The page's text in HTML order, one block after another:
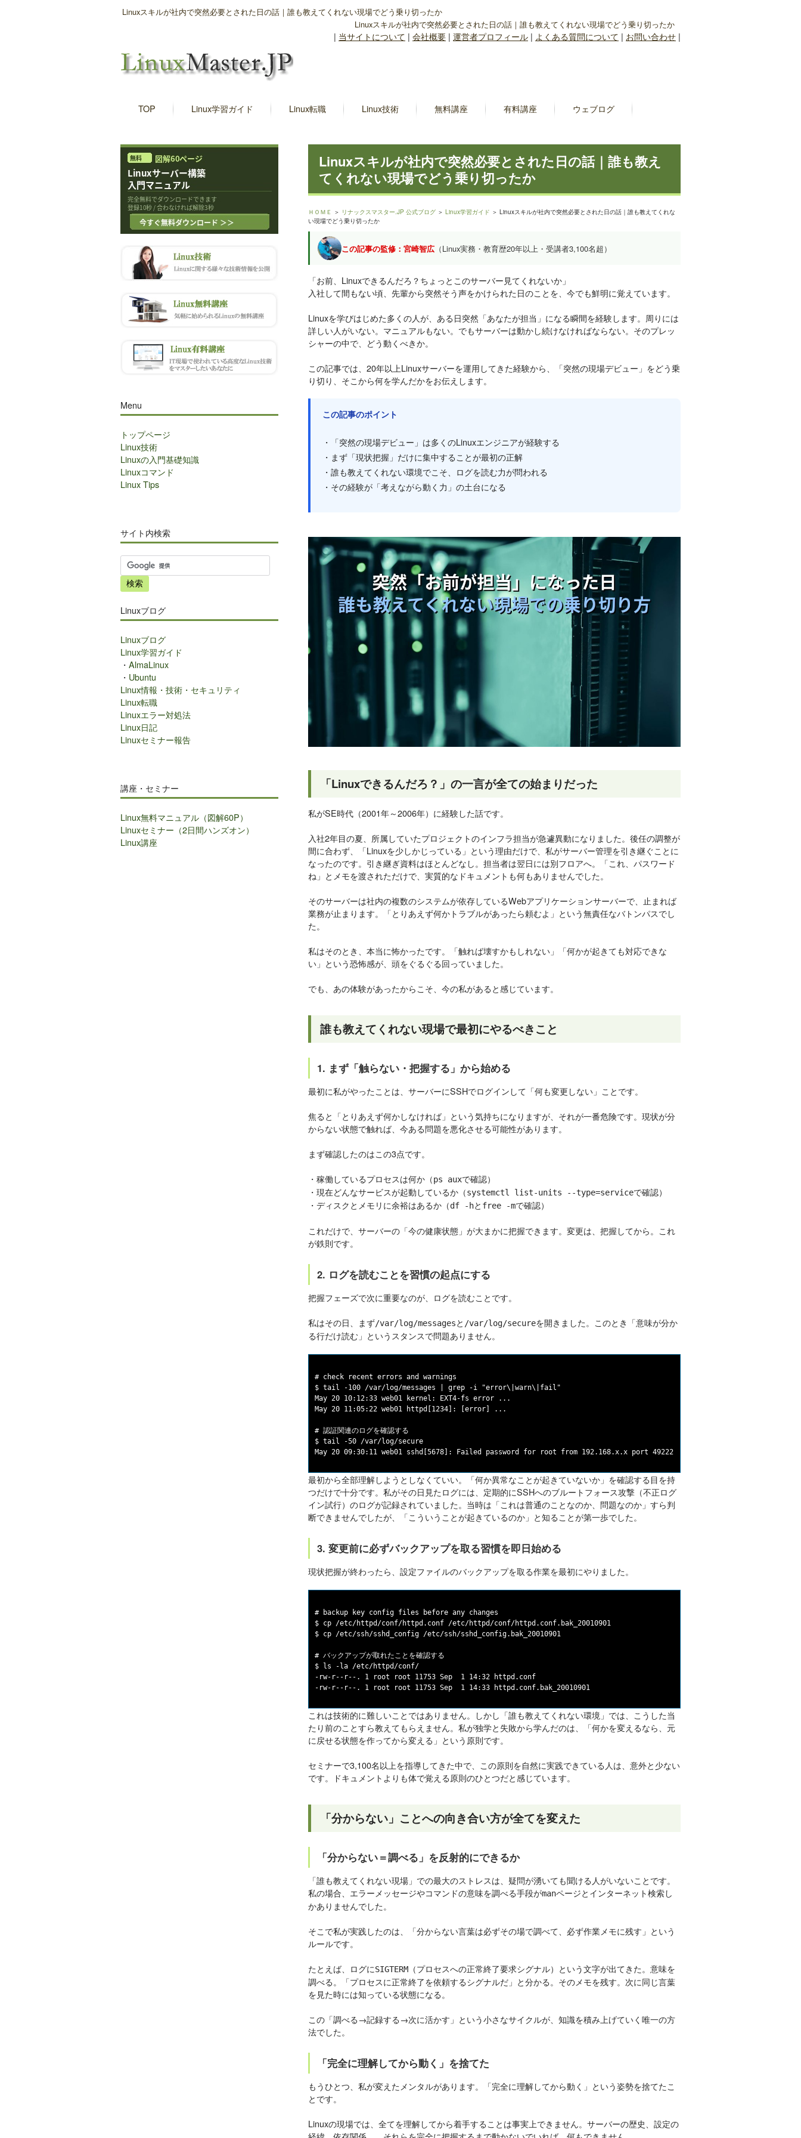
Linuxスキルが社内で突然必要とされた日の話｜誰も教えてくれない現場でどう乗り切ったか
Linuxスキルが社内で突然必要とされた日の話｜誰も教えてくれない現場でどう乗り切ったか
| 当サイトについて | 会社概要 | 運営者プロフィール | よくある質問について | お問い合わせ |
TOP Linux学習ガイド Linux転職 Linux技術 無料講座 有料講座 ウェブログ
Linuxスキルが社内で突然必要とされた日の話｜誰も教え
てくれない現場でどう乗り切ったか
ＨＯＭＥ ＞ リナックスマスター.JP 公式ブログ ＞ Linux学習ガイド ＞ Linuxスキルが社内で突然必要とされた日の話｜誰も教えてくれな
い現場でどう乗り切ったか
この記事の監修：宮崎智広（Linux実務・教育歴20年以上・受講者3,100名超）
「お前、Linuxできるんだろ？ちょっとこのサーバー見てくれないか」
入社して間もない頃、先輩から突然そう声をかけられた日のことを、今でも鮮明に覚えています。
Linuxを学びはじめた多くの人が、ある日突然「あなたが担当」になる瞬間を経験します。周りには
詳しい人がいない。マニュアルもない。でもサーバーは動かし続けなければならない。そのプレッ
シャーの中で、どう動くべきか。
この記事では、20年以上Linuxサーバーを運用してきた経験から、「突然の現場デビュー」をどう乗
り切り、そこから何を学んだかをお伝えします。
この記事のポイント
・「突然の現場デビュー」は多くのLinuxエンジニアが経験する
・まず「現状把握」だけに集中することが最初の正解
・誰も教えてくれない環境でこそ、ログを読む力が問われる
・その経験が「考えながら動く力」の土台になる
「Linuxできるんだろ？」の一言が全ての始まりだった
私がSE時代（2001年～2006年）に経験した話です。
入社2年目の夏、所属していたプロジェクトのインフラ担当が急遽異動になりました。後任の調整が
間に合わず、「Linuxを少しかじっている」という理由だけで、私がサーバー管理を引き継ぐことに
なったのです。引き継ぎ資料はほとんどなし。担当者は翌日には別フロアへ。「これ、パスワード
ね」とメモを渡されただけで、実質的なドキュメントも何もありませんでした。
そのサーバーは社内の複数のシステムが依存しているWebアプリケーションサーバーで、止まれば
業務が止まります。「とりあえず何かトラブルがあったら頼むよ」という無責任なバトンパスでし
た。
私はそのとき、本当に怖かったです。「触れば壊すかもしれない」「何かが起きても対応できな
い」という恐怖感が、頭をぐるぐる回っていました。
でも、あの体験があったからこそ、今の私があると感じています。
誰も教えてくれない現場で最初にやるべきこと
1. まず「触らない・把握する」から始める
最初に私がやったことは、サーバーにSSHでログインして「何も変更しない」ことです。
焦ると「とりあえず何かしなければ」という気持ちになりますが、それが一番危険です。現状が分
からない状態で触れば、今ある問題を悪化させる可能性があります。
まず確認したのはこの3点です。
・稼働しているプロセスは何か（ps auxで確認）
・現在どんなサービスが起動しているか（systemctl list-units --type=serviceで確認）
・ディスクとメモリに余裕はあるか（df -hと free -mで確認）
これだけで、サーバーの「今の健康状態」が大まかに把握できます。変更は、把握してから。これ
が鉄則です。
2. ログを読むことを習慣の起点にする
把握フェーズで次に重要なのが、ログを読むことです。
私はその日、まず/var/log/messagesと /var/log/secureを開きました。このとき「意味が分か
る行だけ読む」というスタンスで問題ありません。
# check recent errors and warnings
$ tail -100 /var/log/messages | grep -i "error\|warn\|fail"
May 20 10:12:33 web01 kernel: EXT4-fs error ...
May 20 11:05:22 web01 httpd[1234]: [error] ...
# 認証関連のログを確認する
$ tail -50 /var/log/secure
最初から全部理解しようとしなくていい。「何か異常なことが起きていないか」を確認する目を持
つだけで十分です。私がその日見たログには、定期的にSSHへのブルートフォース攻撃（不正ログ
イン試行）のログが記録されていました。当時は「これは普通のことなのか、問題なのか」すら判
断できませんでしたが、「こういうことが起きているのか」と知ることが第一歩でした。
3. 変更前に必ずバックアップを取る習慣を即日始める
現状把握が終わったら、設定ファイルのバックアップを取る作業を最初にやりました。
# backup key config files before any changes
$ cp /etc/httpd/conf/httpd.conf /etc/httpd/conf/httpd.conf.bak_20010901
$ cp /etc/ssh/sshd_config /etc/ssh/sshd_config.bak_20010901
# バックアップが取れたことを確認する
$ ls -la /etc/httpd/conf/
-rw-r--r--. 1 root root 11753 Sep  1 14:32 httpd.conf
これは技術的に難しいことではありません。しかし「誰も教えてくれない環境」では、こうした当
たり前のことすら教えてもらえません。私が独学と失敗から学んだのは、「何かを変えるなら、元
に戻せる状態を作ってから変える」という原則です。
セミナーで3,100名以上を指導してきた中で、この原則を自然に実践できている人は、意外と少ない
です。ドキュメントよりも体で覚える原則のひとつだと感じています。
「分からない」ことへの向き合い方が全てを変えた
「分からない＝調べる」を反射的にできるか
「誰も教えてくれない現場」での最大のストレスは、疑問が湧いても聞ける人がいないことです。
私の場合、エラーメッセージやコマンドの意味を調べる手段がmanページとインターネット検索し
かありませんでした。
そこで私が実践したのは、「分からない言葉は必ずその場で調べて、必ず作業メモに残す」という
ルールです。
たとえば、ログにSIGTERM （プロセスへの正常終了要求シグナル）という文字が出てきた。意味を
調べる。「プロセスに正常終了を依頼するシグナルだ」と分かる。そのメモを残す。次に同じ言葉
を見た時には知っている状態になる。
この「調べる→記録する→次に活かす」という小さなサイクルが、知識を積み上げていく唯一の方
法でした。
「完全に理解してから動く」を捨てた
もうひとつ、私が変えたメンタルがあります。「完全に理解してから動く」という姿勢を捨てたこ
とです。
Linuxの現場では、全てを理解してから着手することは事実上できません。サーバーの歴史、設定の
Menu
トップページ
Linux技術
Linuxの入門基礎知識
Linuxコマンド
Linux Tips
サイト内検索
サ
イ
ト
検
索
Linuxブログ
Linuxブログ
Linux学習ガイド
・ AlmaLinux
・ Ubuntu
Linux情報・技術・セキュリティ
Linux転職
Linuxエラー対処法
Linux日記
Linuxセミナー報告
講座・セミナー
Linux無料マニュアル（図解60P）
Linuxセミナー（2日間ハンズオン）
Linux講座